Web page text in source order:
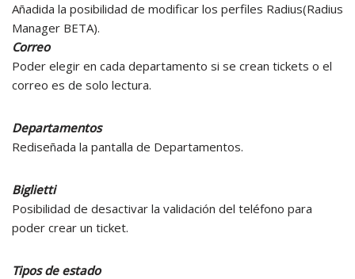
Añadida la posibilidad de modificar los perfiles Radius(Radius
Manager BETA).
Correo
Poder elegir en cada departamento si se crean tickets o el
correo es de solo lectura.
Departamentos
Rediseñada la pantalla de Departamentos.
Biglietti
Posibilidad de desactivar la validación del teléfono para
poder crear un ticket.
Tipos de estado